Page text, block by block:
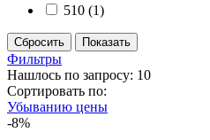
510 (1)
Фильтры
Нашлось по запросу: 10
Сортировать по:
Убыванию цены
-8%